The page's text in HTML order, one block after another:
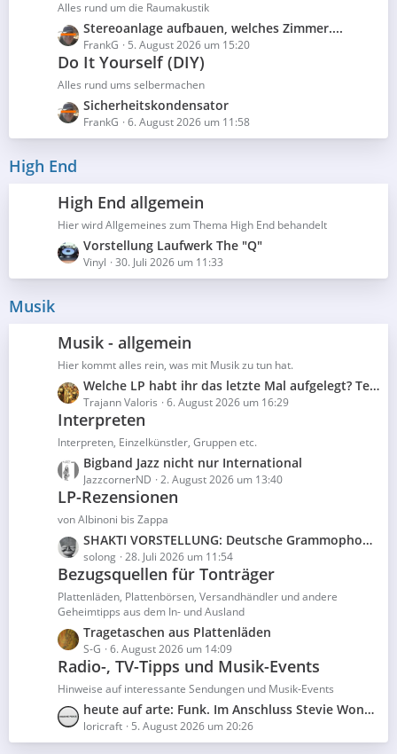
g
e
i
t
r
ä
g
e
z
e
B
i
t
r
g
Alles rund um die Raumakustik
L
e
t
z
e
i
r
ä
g
e
Stereoanlage aufbauen, welches Zimmer....
FrankG 5. August 2026 um 15:20
Do It Yourself (DIY)
Alles rund ums selbermachen
L
e
t
t
e
B
e
i
t
r
e
Sicherheitskondensator
FrankG 6. August 2026 um 11:58
High End
High End allgemein
Hier wird Allgemeines zum Thema High End behandelt
L
e
t
e
B
e
i
t
r
ä
g
e
Vorstellung Laufwerk The "Q"
Vinyl 30. Juli 2026 um 11:33
Musik
Musik - allgemein
Hier kommt alles rein, was mit Musik zu tun hat.
L
e
z
e
B
i
t
ä
g
e
Welche LP habt ihr das letzte Mal aufgelegt? Teil 5
Trajann Valoris 6. August 2026 um 16:29
Interpreten
Interpreten, Einzelkünstler, Gruppen etc.
L
e
t
z
e
B
i
r
ä
g
e
Bigband Jazz nicht nur International
JazzcornerND 2. August 2026 um 13:40
LP-Rezensionen
von Albinoni bis Zappa
L
e
t
z
t
e
B
e
i
r
SHAKTI VORSTELLUNG: Deutsche Grammophon "The Original Source" Vinyl
solong 28. Juli 2026 um 11:54
Bezugsquellen für Tonträger
Plattenläden, Plattenbörsen, Versandhändler und andere
Geheimtipps aus dem In- und Ausland
L
e
t
z
e
Tragetaschen aus Plattenläden
S-G 6. August 2026 um 14:09
Radio-, TV-Tipps und Musik-Events
Hinweise auf interessante Sendungen und Musik-Events
L
e
t
heute auf arte: Funk. Im Anschluss Stevie Wonder
loricraft 5. August 2026 um 20:26